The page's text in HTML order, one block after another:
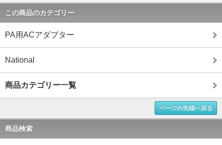
この商品のカテゴリー
PA用ACアダプター
National
商品カテゴリー一覧
ページの先頭へ戻る
商品検索